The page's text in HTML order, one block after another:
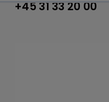
+45 31 33 20 00